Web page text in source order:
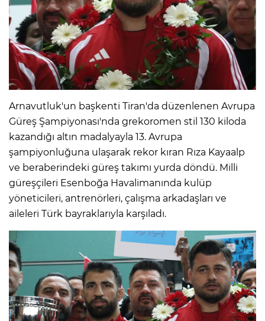
Arnavutluk'un başkenti Tiran'da düzenlenen Avrupa
Güreş Şampiyonası'nda grekoromen stil 130 kiloda
kazandığı altın madalyayla 13. Avrupa
şampiyonluğuna ulaşarak rekor kıran Rıza Kayaalp
ve beraberindeki güreş takımı yurda döndü. Milli
güreşçileri Esenboğa Havalimanında kulüp
yöneticileri, antrenörleri, çalışma arkadaşları ve
aileleri Türk bayraklarıyla karşıladı.